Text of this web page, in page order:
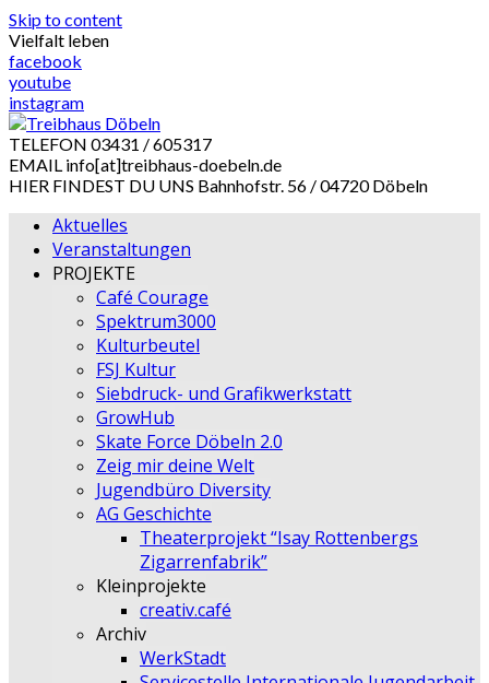
Skip to content
Vielfalt leben
facebook
youtube
instagram
TELEFON 03431 / 605317
EMAIL info[at]treibhaus-doebeln.de
HIER FINDEST DU UNS Bahnhofstr. 56 / 04720 Döbeln
Aktuelles
Veranstaltungen
PROJEKTE
Café Courage
Spektrum3000
Kulturbeutel
FSJ Kultur
Siebdruck- und Grafikwerkstatt
GrowHub
Skate Force Döbeln 2.0
Zeig mir deine Welt
Jugendbüro Diversity
AG Geschichte
Theaterprojekt “Isay Rottenbergs
Zigarrenfabrik”
Kleinprojekte
creativ.café
Archiv
WerkStadt